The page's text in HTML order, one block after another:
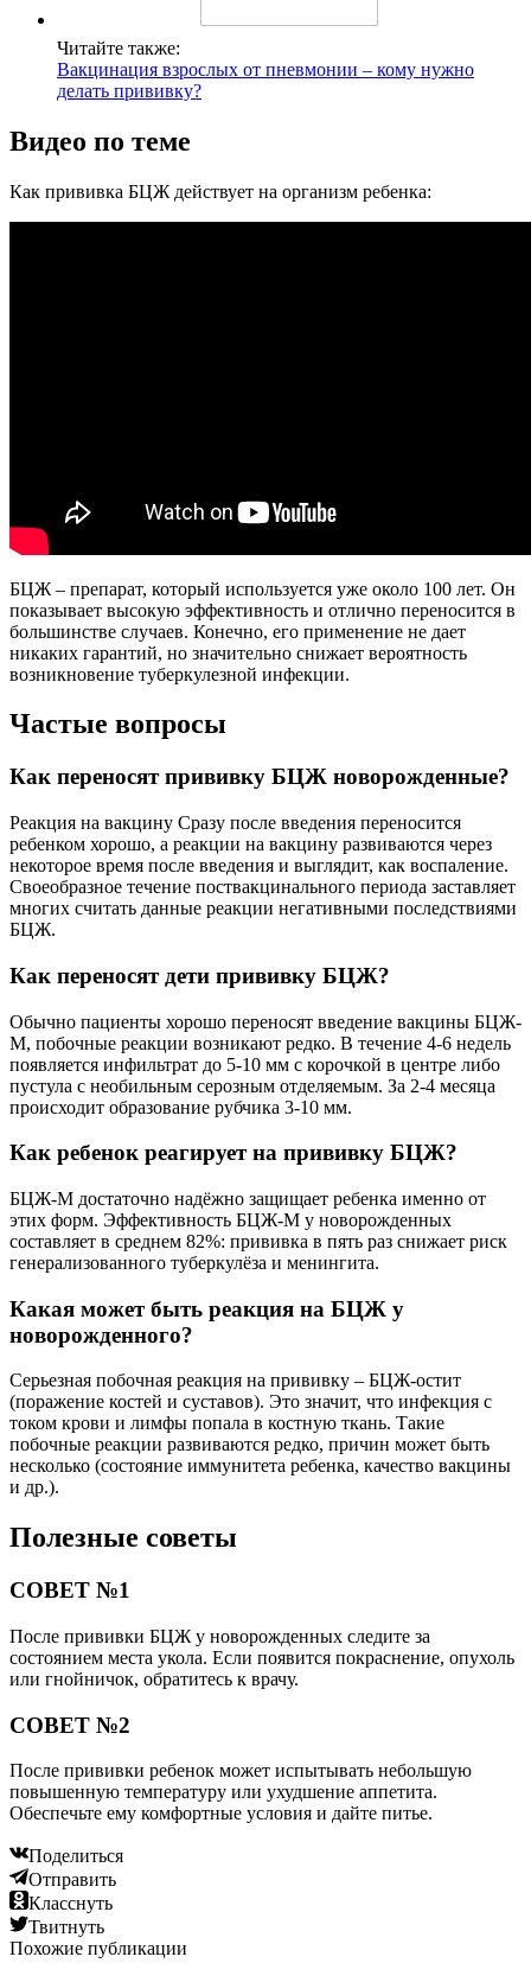
Читайте также:
Вакцинация взрослых от пневмонии – кому нужно
делать прививку?
Видео по теме
Как прививка БЦЖ действует на организм ребенка:
БЦЖ – препарат, который используется уже около 100 лет. Он
показывает высокую эффективность и отлично переносится в
большинстве случаев. Конечно, его применение не дает
никаких гарантий, но значительно снижает вероятность
возникновение туберкулезной инфекции.
Частые вопросы
Как переносят прививку БЦЖ новорожденные?
Реакция на вакцину Сразу после введения переносится
ребенком хорошо, а реакции на вакцину развиваются через
некоторое время после введения и выглядит, как воспаление.
Своеобразное течение поствакцинального периода заставляет
многих считать данные реакции негативными последствиями
БЦЖ.
Как переносят дети прививку БЦЖ?
Обычно пациенты хорошо переносят введение вакцины БЦЖ-
М, побочные реакции возникают редко. В течение 4-6 недель
появляется инфильтрат до 5-10 мм с корочкой в центре либо
пустула с необильным серозным отделяемым. За 2-4 месяца
происходит образование рубчика 3-10 мм.
Как ребенок реагирует на прививку БЦЖ?
БЦЖ-М достаточно надёжно защищает ребенка именно от
этих форм. Эффективность БЦЖ-М у новорожденных
составляет в среднем 82%: прививка в пять раз снижает риск
генерализованного туберкулёза и менингита.
Какая может быть реакция на БЦЖ у
новорожденного?
Серьезная побочная реакция на прививку – БЦЖ-остит
(поражение костей и суставов). Это значит, что инфекция с
током крови и лимфы попала в костную ткань. Такие
побочные реакции развиваются редко, причин может быть
несколько (состояние иммунитета ребенка, качество вакцины
и др.).
Полезные советы
СОВЕТ №1
После прививки БЦЖ у новорожденных следите за
состоянием места укола. Если появится покраснение, опухоль
или гнойничок, обратитесь к врачу.
СОВЕТ №2
После прививки ребенок может испытывать небольшую
повышенную температуру или ухудшение аппетита.
Обеспечьте ему комфортные условия и дайте питье.
Поделиться
Отправить
Класснуть
Твитнуть
Похожие публикации